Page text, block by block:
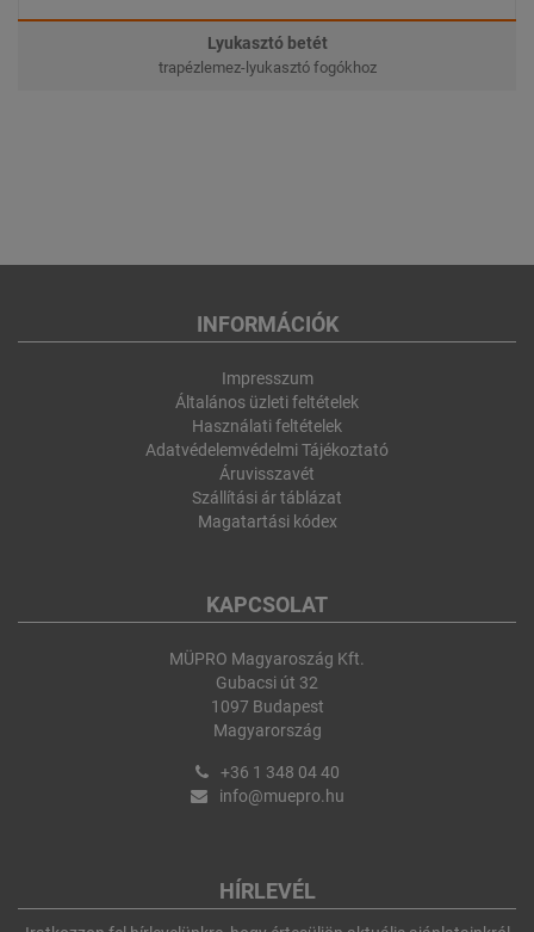
Lyukasztó betét
trapézlemez-lyukasztó fogókhoz
INFORMÁCIÓK
Impresszum
Általános üzleti feltételek
Használati feltételek
Adatvédelemvédelmi Tájékoztató
Áruvisszavét
Szállítási ár táblázat
Magatartási kódex
KAPCSOLAT
MÜPRO Magyaroszág Kft.
Gubacsi út 32
1097 Budapest
Magyarország
+36 1 348 04 40
info@muepro.hu
HÍRLEVÉL